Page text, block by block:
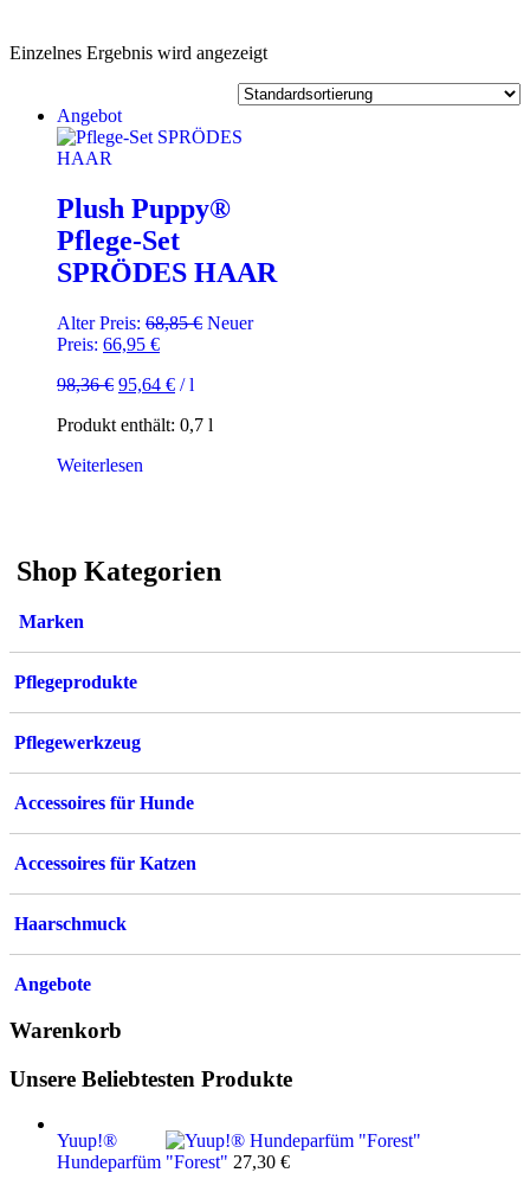
Einzelnes Ergebnis wird angezeigt
Angebot
Plush Puppy®
Pflege-Set
SPRÖDES HAAR
Alter Preis: 68,85€ Ursprünglicher
Neuer
Preis: 66,95 €Aktueller
ist:
98,36€ 95,64 € /l
Produkt enthält: 0,7 l
Weiterlesen
Shop Kategorien
Marken
Pflegeprodukte
Pflegewerkzeug
Accessoires für Hunde
Accessoires für Katzen
Haarschmuck
Angebote
Warenkorb
Unsere Beliebtesten Produkte
Yuup!®
Hundeparfüm "Forest" 27,30 €